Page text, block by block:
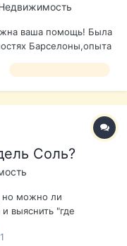
ваша помощь! Была
Барселоны,опыта
на помощь
Соль?
но можно ли
выяснить "где
1